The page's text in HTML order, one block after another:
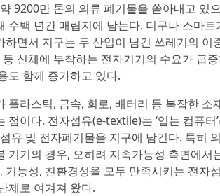
9200만 톤의 의류 폐기물을 쏟아내고 있
수백 년간 매립지에 남는다. 더구나 스마
하면서 지구는 두 산업이 남긴 쓰레기의 이
신체에 부착하는 전자기기의 수요가 급
도 함께 증가하고 있다.
플라스틱, 금속, 회로, 배터리 등 복잡한
점이다. 전자섬유(e-textile)는 ‘입는 컴퓨
유 및 전자폐기물을 지구에 남긴다. 특히
기기의 경우, 오히려 지속가능성 측면에서
기능성, 친환경성을 모두 만족시키는 전자
제로 여겨져 왔다.